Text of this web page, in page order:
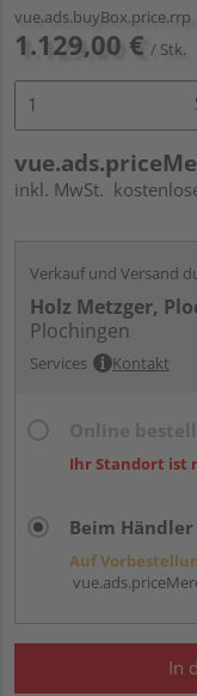
vue.ads.buyBox.price.rrp
1.129,00 € / Stk.
inkl. MwSt.
Verkauf und Versand
Holz Metzger,
Plochingen
Services Kontakt
Ihr Standort ist
Beim
Auf
In